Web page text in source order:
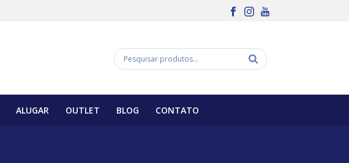
ALUGAR OUTLET BLOG CONTATO